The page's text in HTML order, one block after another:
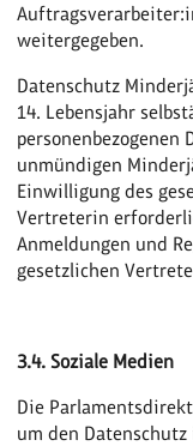
weitergegeben.
Datenschutz
14. Lebensjahr
unmündigen
Einwilligung des
Vertreterin
Anmeldungen und
gesetzlichen
3.4. Soziale Medien
Die
um den